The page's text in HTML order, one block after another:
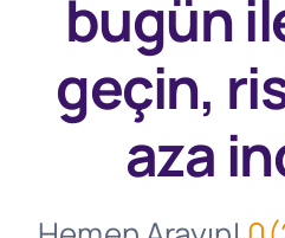
bugün
geçin,
aza